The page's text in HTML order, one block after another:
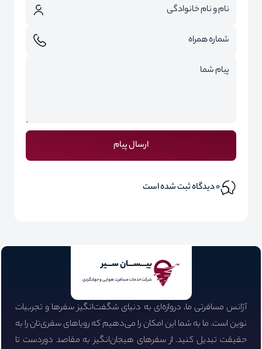
ارسال پیام
0دیدگاه ثبت شده است
بیـــســـان ســـیر
شرکت خدمات مسافرت هوایی و جهانگردی
آژانس مسافرتی ما، دروازه‌ای به دنیای شگفت‌انگیز سفرها و تجربیات
نوین است. ما به شما این امکان را می‌دهیم که رویاهای سفری‌تان را به
حقیقت تبدیل کنید. از سفرهای هیجان‌انگیز به مقاصد دوردست تا